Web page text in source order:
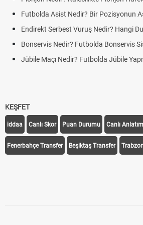
Nedir? Bir Pozisyonun Asist Sayılma
Vuruş Nedir? Hangi Durumlarda Verilir?
Futbolda Bonservis Sistemi Nasıl İşler?
Nedir? Futbolda Jübile Yapmak Ne Anlama
KEŞFET
iddaa Canlı Skor Puan Durumu Canlı Anlatım
Fenerbahçe Transfer Beşiktaş Transfer